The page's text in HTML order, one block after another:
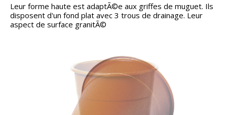
POTS MUGUET
Leur forme haute est adaptÃ©e aux griffes de muguet. Ils
disposent d'un fond plat avec 3 trous de drainage. Leur
aspect de surface granitÃ©